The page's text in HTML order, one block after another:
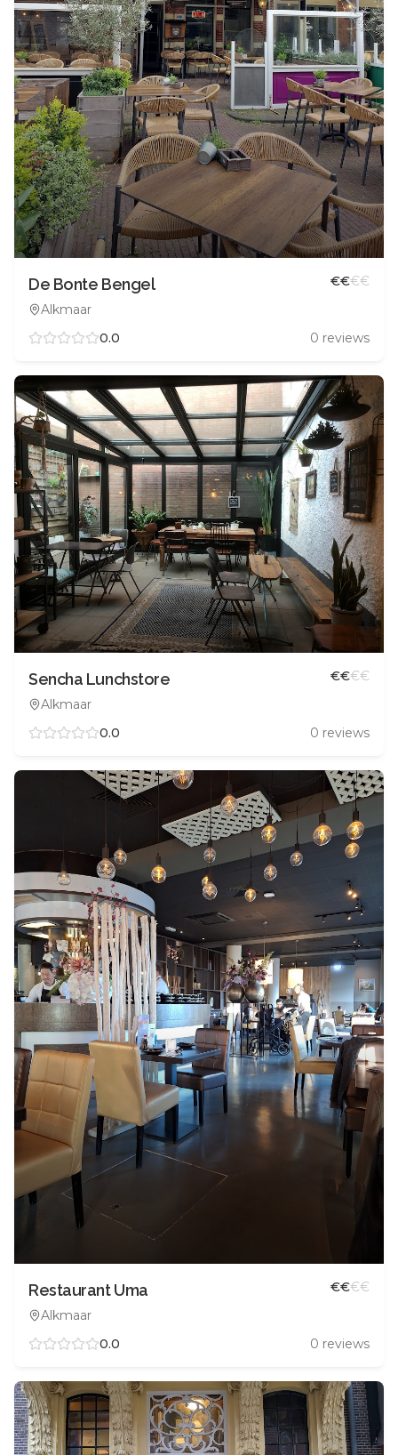
De Bonte Bengel
Alkmaar
€€€€
0.0 0 reviews
Sencha Lunchstore
Alkmaar
€€€€
0.0 0 reviews
Restaurant Uma
Alkmaar
€€€€
0.0 0 reviews